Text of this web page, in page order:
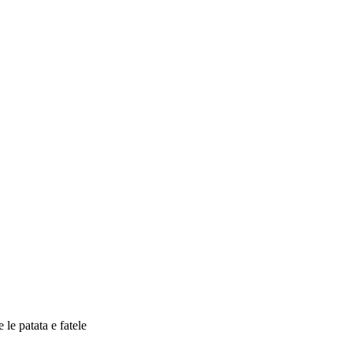
le patata e fatele